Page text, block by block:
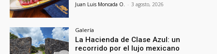
Juan Luis Moncada O. - 3 agosto, 2026
Galería
La Hacienda de Clase Azul: un
recorrido por el lujo mexicano